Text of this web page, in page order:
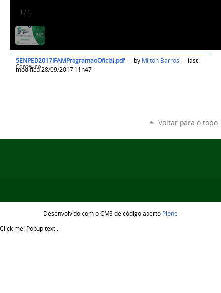
1 / 1
Conteúdo
5ENPED2017IFAMProgramaoOficial.pdf— by Milton Barros — last
modified 28/09/2017 11h47
Voltar para o topo
Desenvolvido com o CMS de código aberto Plone
Click me! Popup text...